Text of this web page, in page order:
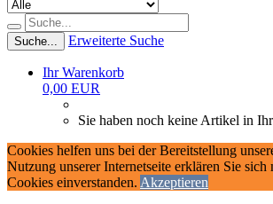
Suche... Erweiterte Suche
Ihr Warenkorb
0,00 EUR
Sie haben noch keine Artikel in
Cookies helfen uns bei der Bereitstellung
Nutzung unserer Internetseite erklären Sie sich
Cookies einverstanden. Akzeptieren